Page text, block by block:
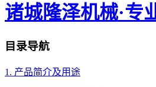
诸城隆泽机械·专
目录导航
1. 产品简介及用途